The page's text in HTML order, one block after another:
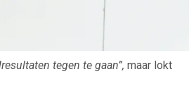
tegen te gaan”, maar lokt